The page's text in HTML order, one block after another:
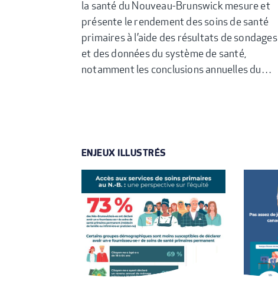
la santé du Nouveau-Brunswick mesure et
présente le rendement des soins de santé
primaires à l’aide des résultats de sondages
et des données du système de santé,
notamment les conclusions annuelles du…
ENJEUX ILLUSTRÉS